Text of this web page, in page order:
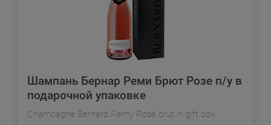
Шампань Бернар Реми Брют Розе п/у в
подарочной упаковке
Champagne Bernard Remy Rose brut in gift box